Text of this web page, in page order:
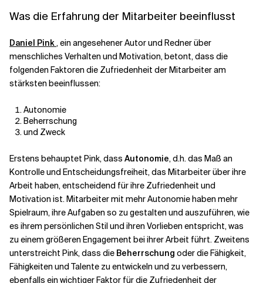
Was die Erfahrung der Mitarbeiter beeinflusst
Daniel Pink, ein angesehener Autor und Redner über
menschliches Verhalten und Motivation, betont, dass die
folgenden Faktoren die Zufriedenheit der Mitarbeiter am
stärksten beeinflussen:
Autonomie
Beherrschung
und Zweck
Erstens behauptet Pink, dass Autonomie, d.h. das Maß an
Kontrolle und Entscheidungsfreiheit, das Mitarbeiter über ihre
Arbeit haben, entscheidend für ihre Zufriedenheit und
Motivation ist. Mitarbeiter mit mehr Autonomie haben mehr
Spielraum, ihre Aufgaben so zu gestalten und auszuführen, wie
es ihrem persönlichen Stil und ihren Vorlieben entspricht, was
zu einem größeren Engagement bei ihrer Arbeit führt. Zweitens
unterstreicht Pink, dass die Beherrschung oder die Fähigkeit,
Fähigkeiten und Talente zu entwickeln und zu verbessern,
ebenfalls ein wichtiger Faktor für die Zufriedenheit der